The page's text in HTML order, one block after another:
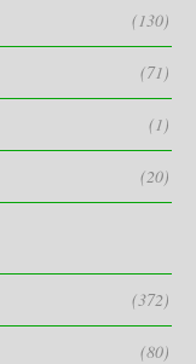
(130)
(71)
(1)
(20)
(372)
(80)